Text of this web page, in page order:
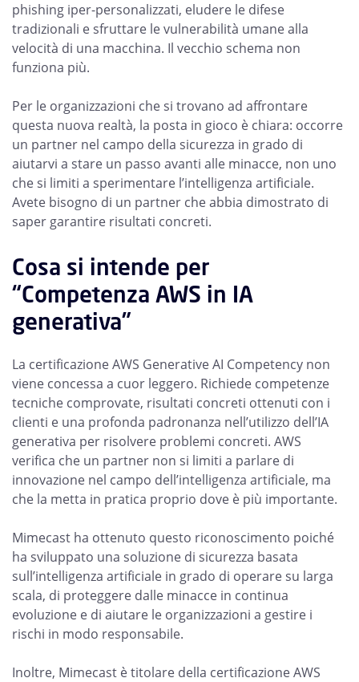
phishing iper-personalizzati, eludere le difese
tradizionali e sfruttare le vulnerabilità umane alla
velocità di una macchina. Il vecchio schema non
funziona più.
Per le organizzazioni che si trovano ad affrontare
questa nuova realtà, la posta in gioco è chiara: occorre
un partner nel campo della sicurezza in grado di
aiutarvi a stare un passo avanti alle minacce, non uno
che si limiti a sperimentare l’intelligenza artificiale.
Avete bisogno di un partner che abbia dimostrato di
saper garantire risultati concreti.
Cosa si intende per
“Competenza AWS in IA
generativa”
La certificazione AWS Generative AI Competency non
viene concessa a cuor leggero. Richiede competenze
tecniche comprovate, risultati concreti ottenuti con i
clienti e una profonda padronanza nell’utilizzo dell’IA
generativa per risolvere problemi concreti. AWS
verifica che un partner non si limiti a parlare di
innovazione nel campo dell’intelligenza artificiale, ma
che la metta in pratica proprio dove è più importante.
Mimecast ha ottenuto questo riconoscimento poiché
ha sviluppato una soluzione di sicurezza basata
sull’intelligenza artificiale in grado di operare su larga
scala, di proteggere dalle minacce in continua
evoluzione e di aiutare le organizzazioni a gestire i
rischi in modo responsabile.
Inoltre, Mimecast è titolare della certificazione AWS